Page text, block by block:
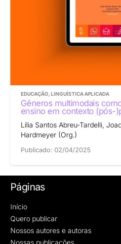
EDUCAÇÃO, LINGUÍSTICA APLICADA
Gêneros multimodais
ensino em contexto (pós-
Lília Santos Abreu-Tardelli,
Hardmeyer (Org.)
Publicado: 02/04/2025
Páginas
Início
Quero publicar
Nossos autores e autoras